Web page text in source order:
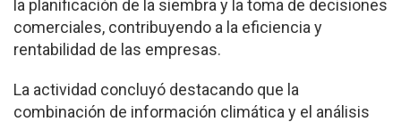
la planificación de la siembra y la toma de decisiones
comerciales, contribuyendo a la eficiencia y
rentabilidad de las empresas.
La actividad concluyó destacando que la
combinación de información climática y el análisis